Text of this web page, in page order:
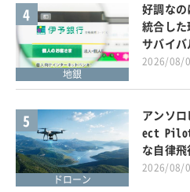
4
地銀
好調な
統合し
サバイ
2026/08/
5
ドローン
アンソ
ect Pilot
な自律
2026/08/